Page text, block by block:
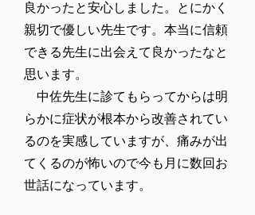
良かったと安心しました。とにかく
親切で優しい先生です。本当に信頼
できる先生に出会えて良かったなと
思います。
中佐先生に診てもらってからは明
らかに症状が根本から改善されてい
るのを実感していますが、痛みが出
てくるのが怖いので今も月に数回お
世話になっています。